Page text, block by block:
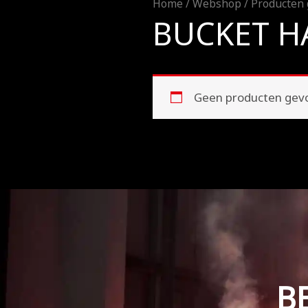
Home /Webshop / Producten
BUCKET
Geen producten